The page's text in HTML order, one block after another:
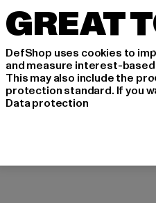
GREAT
DefShop uses cookies to
and measure interest-
This may also include the
protection standard. If you
Data protection